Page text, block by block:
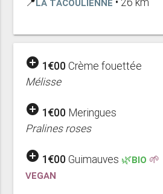
add_circle 1€00 Crème fouettée
Mélisse
add_circle 1€00 Meringues
Pralines roses
add_circle 1€00 Guimauves 🌿BIO 🌱
VEGAN